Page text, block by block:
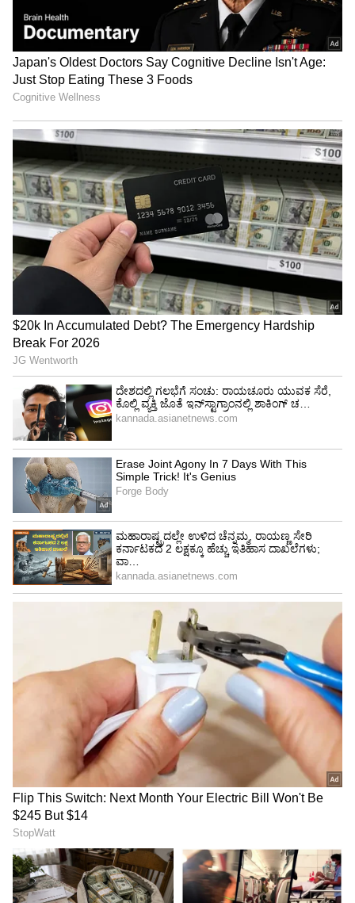
ಕೃಷ್ಣಬೈರೇಗೌಡ - ಬೆಂಗಳೂರು ನಗರಾಭಿವೃದ್ಧಿ
ಪ್ರಿಯಾಂಕ್ ಖರ್ಗೆ- ಗೃಹ ಮತ್ತು ಐಟಿಬಿಟಿ
ಕೆ.ಜೆ. ಜಾರ್ಜ್ -ಇಂಧನ ಮತ್ತು ಪ್ರವಾಸೋದ್ಯಮ
ಕೆ.ಹೆಚ್. ಮುನಿಯಪ್ಪ -ಆಹಾರ ಇಲಾಖೆ
ಯು.ಟಿ. ಖಾದರ್ -
ಸತೀಶ್ ಜಾರಕಿಹೊಳಿ- ಲೋಕೋಪಯೋಗಿ
ಗ್ರಾಮೀಣಾಭಿವೃದ್ಧಿ ಇಲಾಖೆ
ರಾಜೀನಾಮೆಗೆ ಮುಂದಾದ ರಾಮಲಿಂಗಾರೆಡ್ಡಿ
ಇನ್ನು ಜಲಸಂಪನ್ಮೂಲ ಇಲಾಖೆಯನ್ನು ಕೊಟ್ಟಿರುವ ಕಾರಣ
ರಾಮಲಿಂಗಾರೆಡ್ಡಿ ಅವರು ತೀವ್ರ ಅಸಮಾಧಾನ
ವ್ಯಕ್ತಪಡಿಸಿದ್ದಾರೆ. ಈ ಹಿಂದೆ ಸಿದ್ದರಾಮಯ್ಯ ಅವಧಿಯಲ್ಲಿ
ನನಗೆ ಇಷ್ಟವಿಲ್ಲದ ಸಾರಿಗೆ ಮತ್ತು ಮುಜರಾಯಿ ಇಲಾಖೆಯನ್ನು
ಕೊಡಲಾಗಿತ್ತು. ಆದರೂ ನಾನು ಎರಡೂ ಇಲಾಖೆಯನ್ನು
ಯಶಸ್ವಿಯಾಗಿ ನಿಭಾಯಿಸಿದ್ದೇನೆ. ಈ ಬಾರಿ ನನಗೆ
ನಗರಾಭಿವೃದ್ಧಿಯಂತಹ ದೊಡ್ಡ ಜವಾಬ್ದಾರಿ ನೀಡಬೇಕು ಎಂದು
ಪಟ್ಟು ಹಿಡಿದಿದ್ದರು. ದೊಡ್ಡ ಖಾತೆಯಾದರೂ ಬೆಂಗಳೂರಿಗೆ
ಸಂಬಂಧವೇ ಇಲ್ಲದ ಜಲಸಂಪನ್ಮೂಲ ಖಾತೆಯನ್ನು ನೀಡಿರುವ
ಹೈಕೋರ್ಟ್‌ ಆದೇಶ
ಬಿಡದಿ ಅಭಿವೃದ್ಧಿ - ಮುಖ್ಯಮಂತ್ರಿ
ಡಿಕೆಶಿ, ರೈತರಿಗೆ ಬಂಪರ್ ಆಫರ್!
LATEST VIDEOS
"ರಾಜಕೀಯ ಬೇಡ, ಸಿನಿಮಾನೇ ಪ್ರಾಣ":
ಕನಕೋತ್ಸವದಲ್ಲಿ ರಿಷಬ್ ಶೆಟ್ಟಿ | Rishab
Shetty speech | Suvarna News
ಶೇ.50 ರಿಂದ ಶೇ.18 ಕ್ಕೆ TAX ಇಳಿಕೆ: ಮೋದಿ-
ಟ್ರಂಪ್ ಐತಿಹಾಸಿಕ ಒಪ್ಪಂದ | India US
Trade Deal | Party Rounds